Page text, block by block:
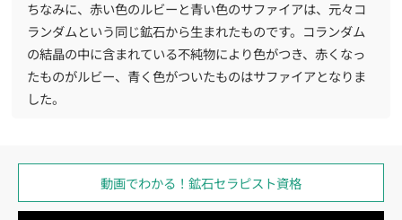
ちなみに、赤い色のルビーと青い色のサファイアは、元々コ
ランダムという同じ鉱石から生まれたものです。コランダム
の結晶の中に含まれている不純物により色がつき、赤くなっ
たものがルビー、青く色がついたものはサファイアとなりま
した。
動画でわかる！ 鉱石セラピスト資格